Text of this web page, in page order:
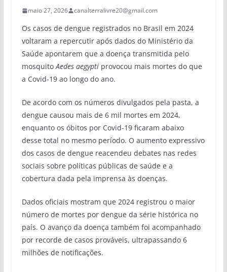
maio 27, 2026 canalterralivre20@gmail.com
Os casos de dengue registrados no Brasil em 2024
voltaram a repercutir após dados do Ministério da
Saúde apontarem que a doença transmitida pelo
mosquitoAedes aegyptiprovocou mais mortes do que
a Covid-19 ao longo do ano.
De acordo com os números divulgados pela pasta, a
dengue causou mais de 6 mil mortes em 2024,
enquanto os óbitos por Covid-19 ficaram abaixo
desse total no mesmo período. O aumento expressivo
dos casos de dengue reacendeu debates nas redes
sociais sobre políticas públicas de saúde e a
cobertura dada pela imprensa às doenças.
Dados oficiais mostram que 2024 registrou o maior
número de mortes por dengue da série histórica no
país. O avanço da doença também foi acompanhado
por recorde de casos prováveis, ultrapassando 6
milhões de notificações.